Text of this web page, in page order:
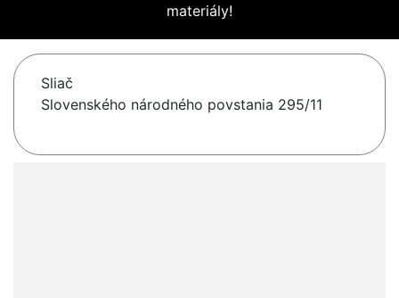
materiály!
Sliač
Slovenského národného povstania 295/11